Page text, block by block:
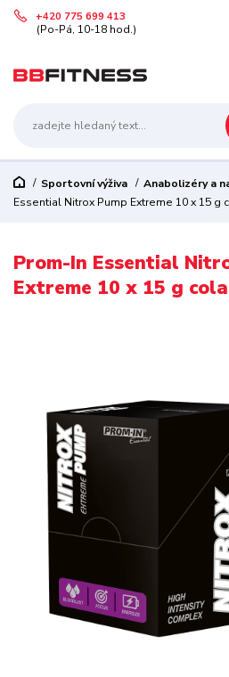
+420 775 699 413
(Po-Pá, 10-18 hod.)
Sportovní výživa Anabolizéry a
Essential Nitrox Pump Extreme 10 x 15 g
Prom-In Essential
Extreme 10 x 15 g